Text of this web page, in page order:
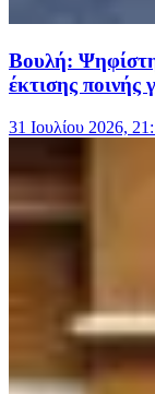
Βουλή:
έκτισης ποινής
31 Ιουλίου 2026,